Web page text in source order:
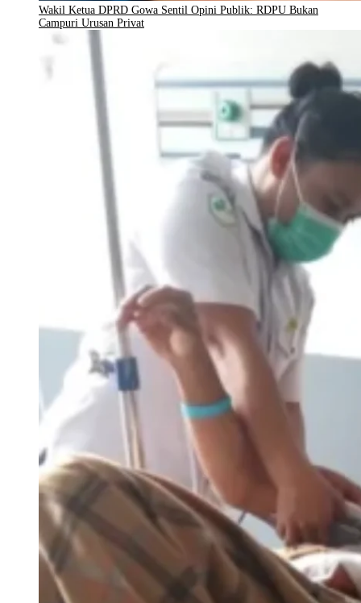
Wakil Ketua DPRD Gowa Sentil Opini Publik: RDPU Bukan
Campuri Urusan Privat